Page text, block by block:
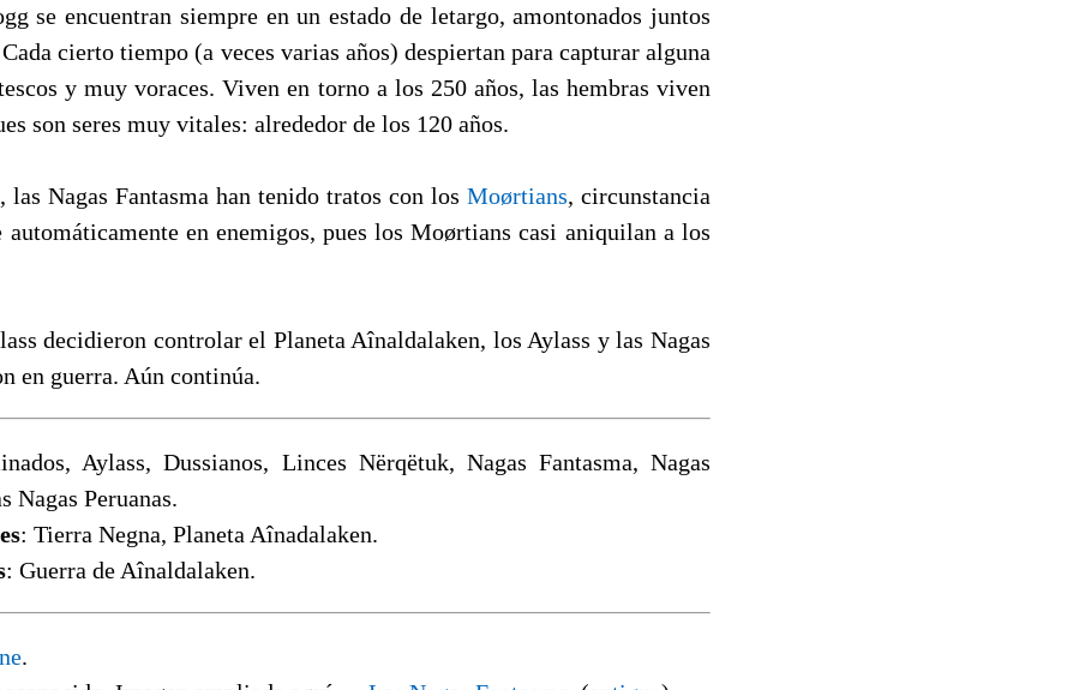
se encuentran siempre en un estado de letargo, amontonados juntos
cierto tiempo (a veces varias años) despiertan para capturar alguna
y muy voraces. Viven en torno a los 250 años, las hembras viven
son seres muy vitales: alrededor de los 120 años.
, las Nagas Fantasma han tenido tratos con los Moørtians, circunstancia
automáticamente en enemigos, pues los Moørtians casi aniquilan a los
decidieron controlar el Planeta Aînaldalaken, los Aylass y las Nagas
en guerra. Aún continúa.
Aylass, Dussianos, Linces Nërqëtuk, Nagas Fantasma, Nagas
Nagas Peruanas.
: Tierra Negna, Planeta Aînadalaken.
: Guerra de Aînaldalaken.
.